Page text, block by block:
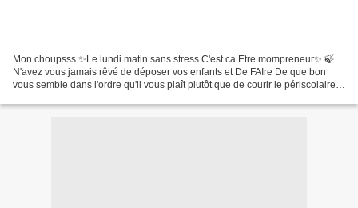
Mon choupsss ✨Le lundi matin sans stress C'est ca Etre mompreneur✨ 🍃
N'avez vous jamais rêvé de déposer vos enfants et De FAIre De que bon
vous semble dans l'ordre qu'il vous plaît plutôt que de courir le périscolaire ,s